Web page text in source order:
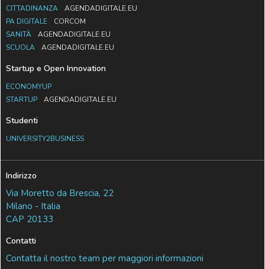
CITTADINANZA
AGENDADIGITALE.EU
PA DIGITALE
CORCOM
SANITÀ
AGENDADIGITALE.EU
SCUOLA
AGENDADIGITALE.EU
Startup e Open Innovation
ECONOMYUP
STARTUP
AGENDADIGITALE.EU
Studenti
UNIVERSITY2BUSINESS
Indirizzo
Via Moretto da Brescia, 22
Milano - Italia
CAP 20133
Contatti
Contatta il nostro team per maggiori informazioni